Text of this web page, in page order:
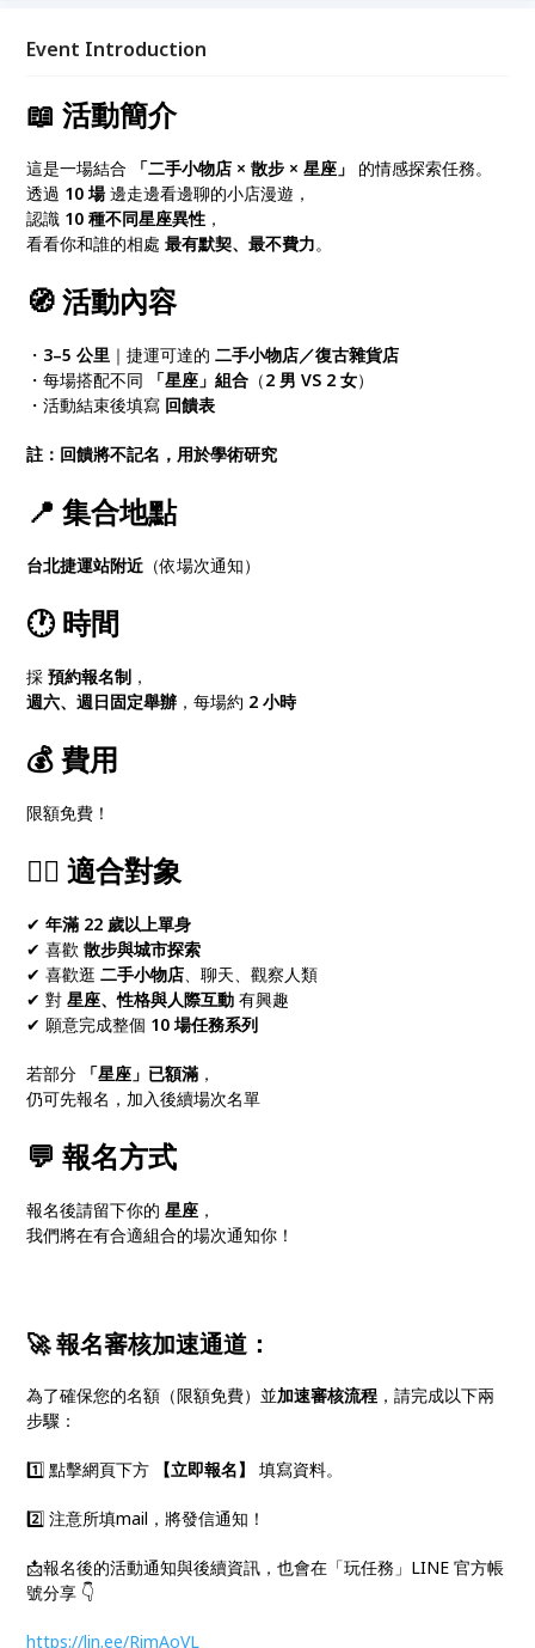
Event Introduction
📖活動簡介
這是一場結合 「二手小物店 × 散步 × 星座」
的情感探索任務。
透過 10 場邊走邊看邊聊的小店漫遊，
認識 10 種不同星座異性 ，
看看你和誰的相處最有默契、最不費力。
🧭活動內容
・ 3–5 公里 ｜捷運可達的二手小物店／復古雜貨店
・每場搭配不同
「星座」組合 （2 男 VS 2 女）
・活動結束後填寫 回饋表
註：回饋將不記名，用於學術研究
📍集合地點
台北捷運站附近 （依場次通知）
🕐 時間
採預約報名制 ，
週六、週日固定舉辦 ，每場約 2 小時
💰費用
限額免費！
🙋‍♀️適合對象
✔年滿 22 歲以上單身
✔ 喜歡散步與城市探索
✔ 喜歡逛二手小物店、聊天、觀察人類
✔ 對星座、性格與人際互動 有興趣
✔ 願意完成整個 10 場任務系列
若部分 「星座」已額滿 ，
仍可先報名，加入後續場次名單
💬報名方式
報名後請留下你的星座 ，
我們將在有合適組合的場次通知你！
🚀 報名審核加速通道：
為了確保您的名額（限額免費）並加速審核流程 ，請完成以下兩
步驟：
1️⃣ 點擊網頁下方 【立即報名】 填寫資料。
2️⃣ 注意所填mail，將發信通知！
📩報名後的活動通知與後續資訊，也會在「玩任務」LINE 官方帳
號分享 👇
https://lin.ee/RimAoVL